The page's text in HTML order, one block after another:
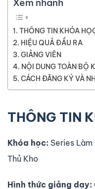
Xem nhanh
THÔNG TIN KHÓA
HIỆU QUẢ ĐẦU RA
GIẢNG VIÊN
NỘI DUNG TOÀN BỘ
CÁCH ĐĂNG KÝ VÀ
THÔNG TIN
Khóa học: Series
Thủ Kho
Hình thức giảng dạy: